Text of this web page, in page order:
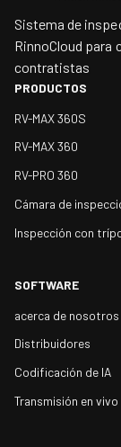
Sistema de
RinnoCloud para
contratistas
PRODUCTOS
RV-MAX 360S
RV-MAX 360
RV-PRO 360
Cámara de
Inspección con
SOFTWARE
acerca de nosotros
Distribuidores
Codificación de IA
Transmisión en vivo